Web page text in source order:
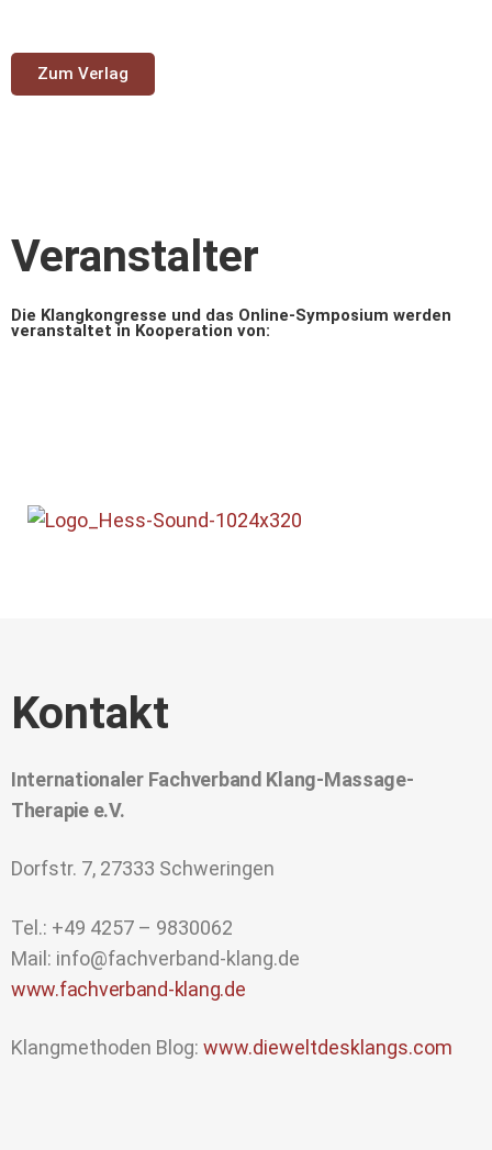
Zum Verlag
Veranstalter
Die Klangkongresse und das Online-Symposium werden
veranstaltet in Kooperation von:
Kontakt
Internationaler Fachverband Klang-Massage-
Therapie e.V.
Dorfstr. 7, 27333 Schweringen
Tel.: +49 4257 – 9830062
Mail: info@fachverband-klang.de
www.fachverband-klang.de
Klangmethoden Blog: www.dieweltdesklangs.com